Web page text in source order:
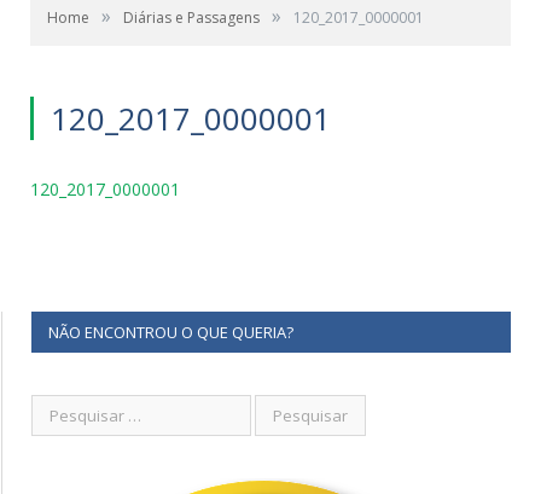
Home » Diárias e Passagens » 120_2017_0000001
120_2017_0000001
120_2017_0000001
NÃO ENCONTROU O QUE QUERIA?